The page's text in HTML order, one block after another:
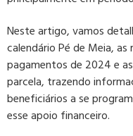
Neste artigo, vamos
calendário Pé de Meia,
pagamentos de 2024 e
parcela, trazendo
beneficiários a se
esse apoio financeiro.